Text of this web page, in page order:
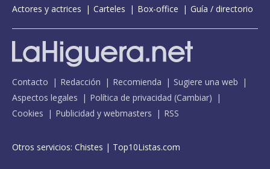
Actores y actrices
Carteles Box-office Guía / directorio
Contacto Redacción Recomienda
Sugiere una web
Aspectos legales
Política de privacidad (Cambiar)
Cookies
Publicidad y webmasters RSS
Otros servicios: Chistes | Top10Listas.com